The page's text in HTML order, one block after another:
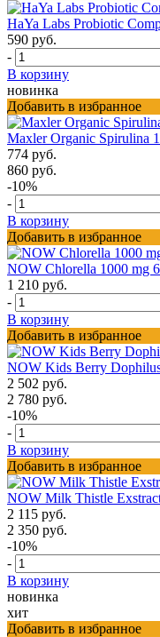
HaYa Labs Probiotic
590 руб.
-
В корзину
новинка
Добавить в избранное
Maxler Organic Spirulina
774 руб.
860 руб.
-10%
-
В корзину
Добавить в избранное
NOW Chlorella 1000 mg
1 210 руб.
-
В корзину
Добавить в избранное
NOW Kids Berry
2 502 руб.
2 780 руб.
-10%
-
В корзину
Добавить в избранное
NOW Milk Thistle
2 115 руб.
2 350 руб.
-10%
-
В корзину
новинка
хит
Добавить в избранное